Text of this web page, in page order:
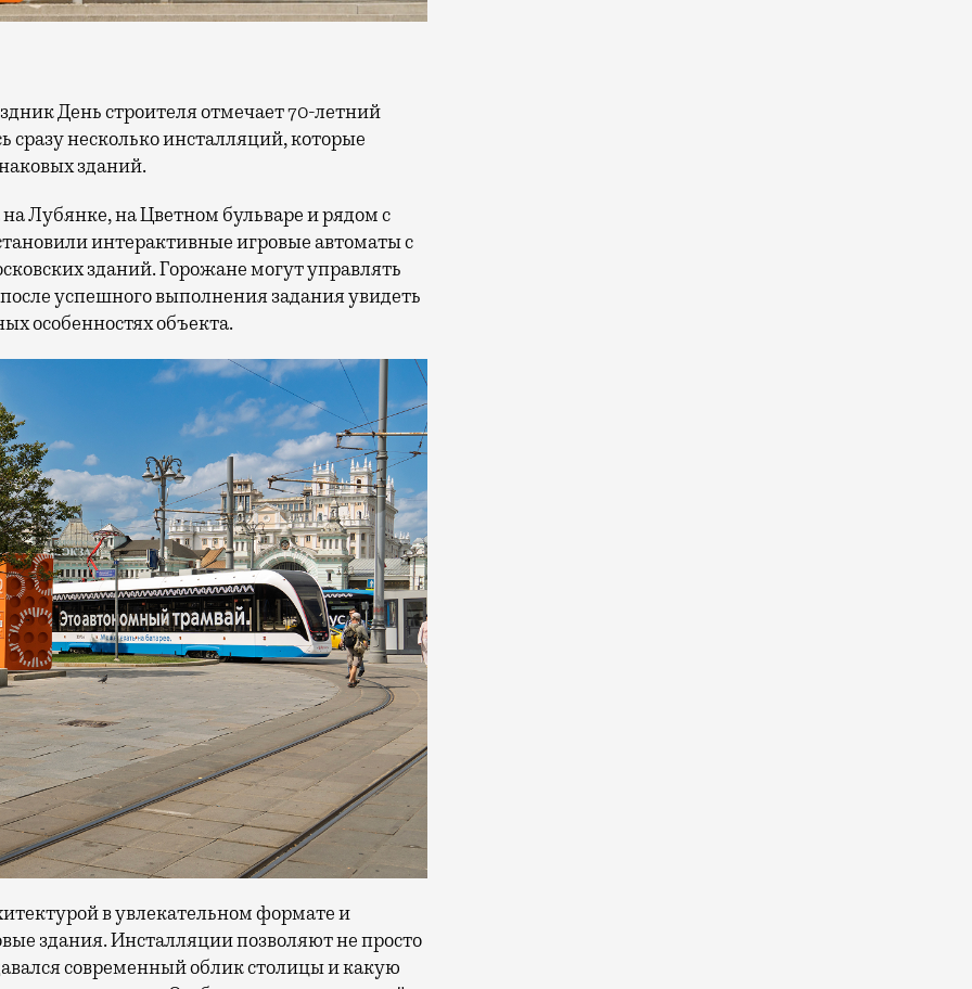
сразу несколько инсталляций, которые
зданий.
Лубянке, на Цветном бульваре и рядом с
интерактивные игровые автоматы с
зданий. Горожане могут управлять
успешного выполнения задания увидеть
особенностях объекта.
в увлекательном формате и
здания. Инсталляции позволяют не просто
современный облик столицы и какую